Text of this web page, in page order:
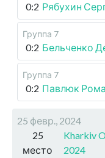
0:2 Рябухин
Группа 7
0:2 Бельченко
Группа 7
0:2 Павлюк
25 февр., 2024
25
место
Kharkiv
2024